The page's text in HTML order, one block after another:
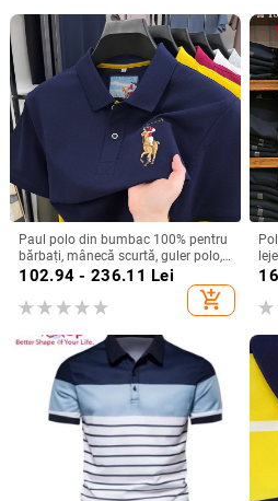
Paul polo din bumbac 100% pentru
bărbați, mânecă scurtă, guler polo,
stil business casual
102.94 - 236.11 Lei
add_shopping_cart